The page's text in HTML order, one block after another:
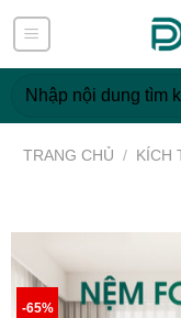
Skip
content
kiếm:
TRANG CHỦ / KÍCH
-65%